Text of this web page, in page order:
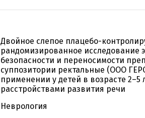
Двойное слепое плацебо-
рандомизированное исследование
безопасности и переносимости
суппозитории ректальные (ООО
применении у детей в возрасте
расстройствами развития речи
Неврология